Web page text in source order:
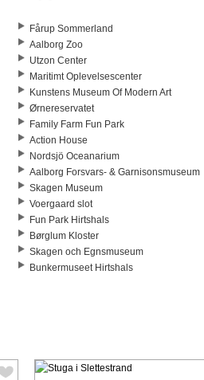
Fårup Sommerland
Aalborg Zoo
Utzon Center
Maritimt Oplevelsescenter
Kunstens Museum Of Modern Art
Ørnereservatet
Family Farm Fun Park
Action House
Nordsjö Oceanarium
Aalborg Forsvars- & Garnisonsmuseum
Skagen Museum
Voergaard slot
Fun Park Hirtshals
Børglum Kloster
Skagen och Egnsmuseum
Bunkermuseet Hirtshals